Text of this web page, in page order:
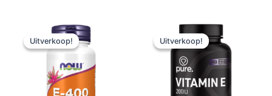
Uitverkoop!
Uitverkoop! Uitverkoop!
Uitverkoop!